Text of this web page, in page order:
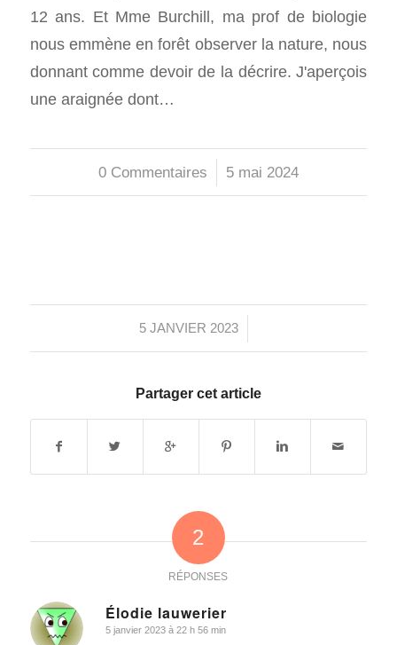
12 ans. Et Mme Burchill, ma prof de biologie
nous emmène en forêt observer la nature, nous
donnant comme devoir de la décrire. J'aperçois
une araignée dont…
0 Commentaires
/ 5 mai 2024
5 JANVIER 2023
/
Partager cet article
2
RÉPONSES
Élodie lauwerier
dit
5 janvier 2023 à 22 h 56 min